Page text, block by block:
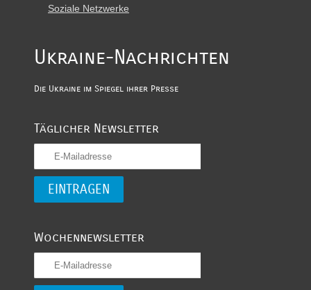
Soziale Netzwerke
Ukraine-Nachrichten
Die Ukraine im Spiegel ihrer Presse
Täglicher Newsletter
Wochennewsletter